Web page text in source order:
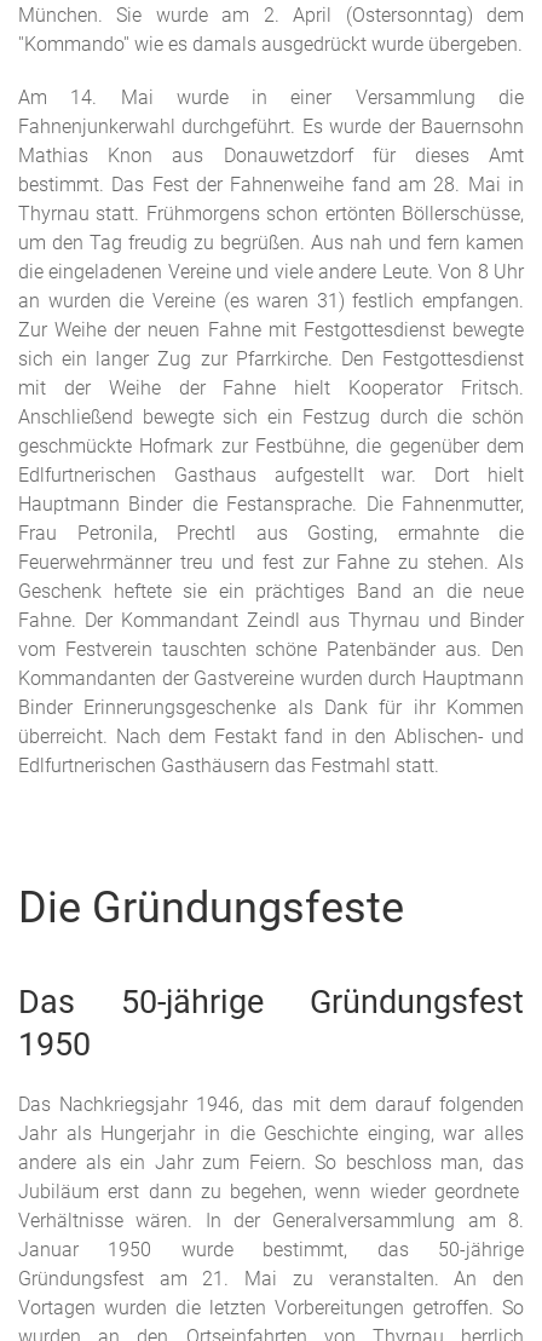
München. Sie wurde am 2. April (Ostersonntag) dem
''Kommando'' wie es damals ausgedrückt wurde übergeben.
Am 14. Mai wurde in einer Versammlung die
Fahnenjunkerwahl durchgeführt. Es wurde der Bauernsohn
Mathias Knon aus Donauwetzdorf für dieses Amt
bestimmt. Das Fest der Fahnenweihe fand am 28. Mai in
Thyrnau statt. Frühmorgens schon ertönten Böllerschüsse,
um den Tag freudig zu begrüßen. Aus nah und fern kamen
die eingeladenen Vereine und viele andere Leute. Von 8 Uhr
an wurden die Vereine (es waren 31) festlich empfangen.
Zur Weihe der neuen Fahne mit Festgottesdienst bewegte
sich ein langer Zug zur Pfarrkirche. Den Festgottesdienst
mit der Weihe der Fahne hielt Kooperator Fritsch.
Anschließend bewegte sich ein Festzug durch die schön
geschmückte Hofmark zur Festbühne, die gegenüber dem
Edlfurtnerischen Gasthaus aufgestellt war. Dort hielt
Hauptmann Binder die Festansprache. Die Fahnenmutter,
Frau Petronila, Prechtl aus Gosting, ermahnte die
Feuerwehrmänner treu und fest zur Fahne zu stehen. Als
Geschenk heftete sie ein prächtiges Band an die neue
Fahne. Der Kommandant Zeindl aus Thyrnau und Binder
vom Festverein tauschten schöne Patenbänder aus. Den
Kommandanten der Gastvereine wurden durch Hauptmann
Binder Erinnerungsgeschenke als Dank für ihr Kommen
überreicht. Nach dem Festakt fand in den Ablischen- und
Edlfurtnerischen Gasthäusern das Festmahl statt.
Die Gründungsfeste
Das 50-jährige Gründungsfest
1950
Das Nachkriegsjahr 1946, das mit dem darauf folgenden
Jahr als Hungerjahr in die Geschichte einging, war alles
andere als ein Jahr zum Feiern. So beschloss man, das
Jubiläum erst dann zu begehen, wenn wieder geordnete
Verhältnisse wären. In der Generalversammlung am 8.
Januar 1950 wurde bestimmt, das 50-jährige
Gründungsfest am 21. Mai zu veranstalten. An den
Vortagen wurden die letzten Vorbereitungen getroffen. So